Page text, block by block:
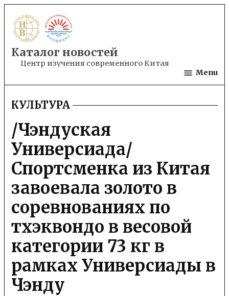
to
content
Каталог новостей
Центр изучения современного Китая
Menu
POSTED
IN
КУЛЬТУРА
/Чэндуская
Универсиада/
Спортсменка из Китая
завоевала золото в
соревнованиях по
тхэквондо в весовой
категории 73 кг в
рамках Универсиады в
Чэнду